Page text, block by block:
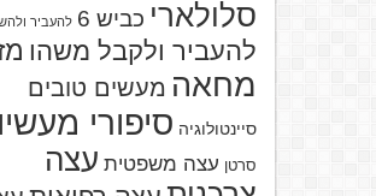
סלולארי כביש 6 להעביר
להעביר ולקבל משהו
מחאה מעשים טובים
סיינטולוגיה סיפורי
סרטן עצה משפטית עצה